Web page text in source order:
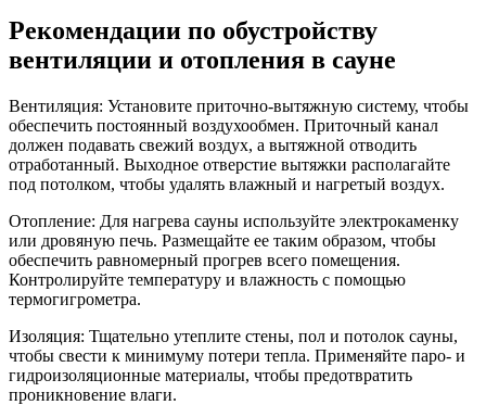
Рекомендации по обустройству
вентиляции и отопления в сауне
Вентиляция: Установите приточно-вытяжную систему, чтобы
обеспечить постоянный воздухообмен. Приточный канал
должен подавать свежий воздух, а вытяжной отводить
отработанный. Выходное отверстие вытяжки располагайте
под потолком, чтобы удалять влажный и нагретый воздух.
Отопление: Для нагрева сауны используйте электрокаменку
или дровяную печь. Размещайте ее таким образом, чтобы
обеспечить равномерный прогрев всего помещения.
Контролируйте температуру и влажность с помощью
термогигрометра.
Изоляция: Тщательно утеплите стены, пол и потолок сауны,
чтобы свести к минимуму потери тепла. Применяйте паро- и
гидроизоляционные материалы, чтобы предотвратить
проникновение влаги.